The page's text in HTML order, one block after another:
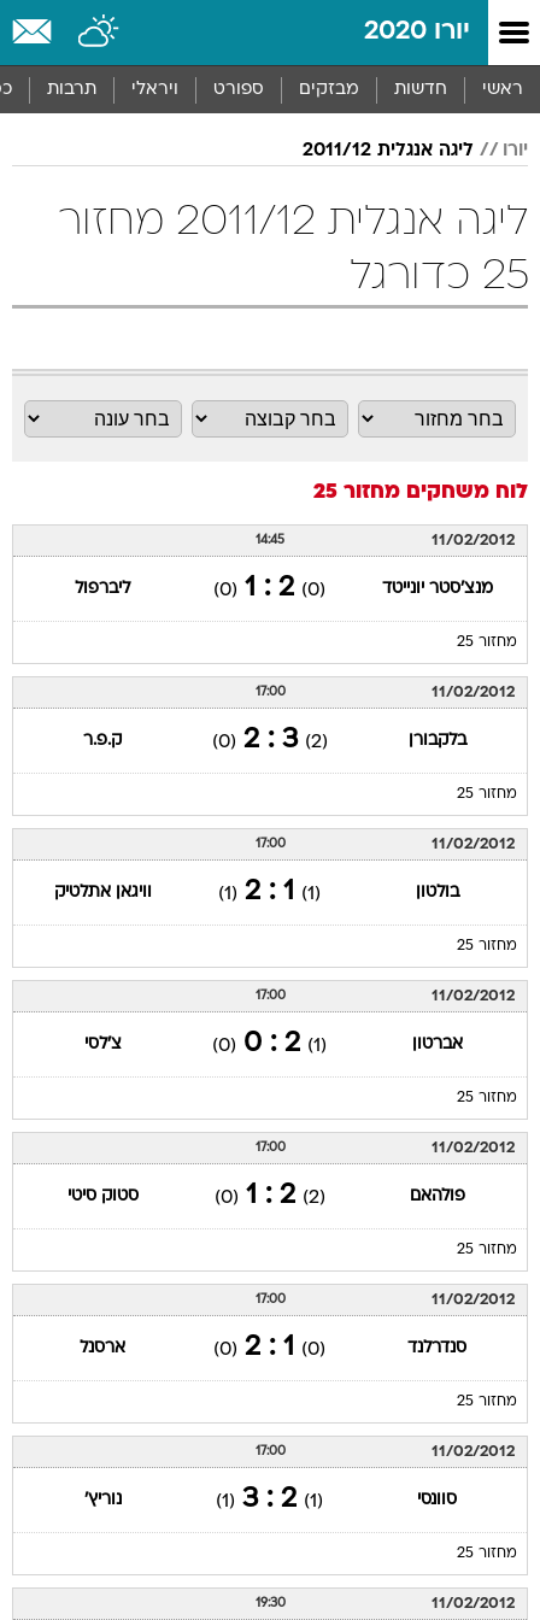
יורו 2020
ראשי חדשות מבזקים ספורט ויראלי תרבות
יורו ליגה אנגלית 2011/12
ליגה אנגלית 2011/12 מחזור
25 כדורגל
לוח משחקים מחזור 25
11/02/2012
14:45
מנצ'סטר יונייטד (0)
2 : 1
(0) ליברפול
מחזור 25
11/02/2012
17:00
בלקבורן (2)
3 : 2
(0) ק.פ.ר
מחזור 25
11/02/2012
17:00
בולטון (1)
1 : 2
(1) וויגאן אתלטיק
מחזור 25
11/02/2012
17:00
אברטון (1)
2 : 0
(0) צ'לסי
מחזור 25
11/02/2012
17:00
פולהאם (2)
2 : 1
(0) סטוק סיטי
מחזור 25
11/02/2012
17:00
סנדרלנד (0)
1 : 2
(0) ארסנל
מחזור 25
11/02/2012
17:00
סוונסי (1)
2 : 3
(1) נוריץ'
מחזור 25
11/02/2012
19:30